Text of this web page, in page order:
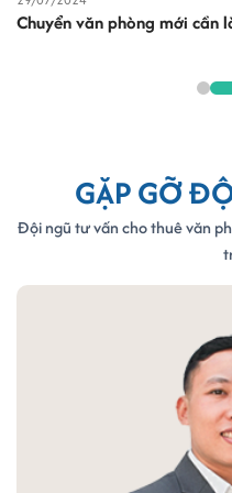
V.So sánh văn phòng
Kinh nghiệm thuê
Chuyển văn phòng mới cần
GẶP GỠ
Đội ngũ tư vấn cho thuê văn